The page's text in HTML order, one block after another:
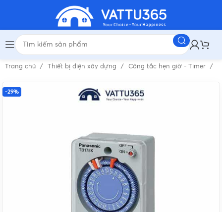
Trang chủ Thiết bị điện xây dựng Công tắc hẹn giờ - Timer
-29%